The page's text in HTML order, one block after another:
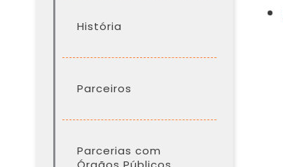
História
Parceiros
Parcerias com